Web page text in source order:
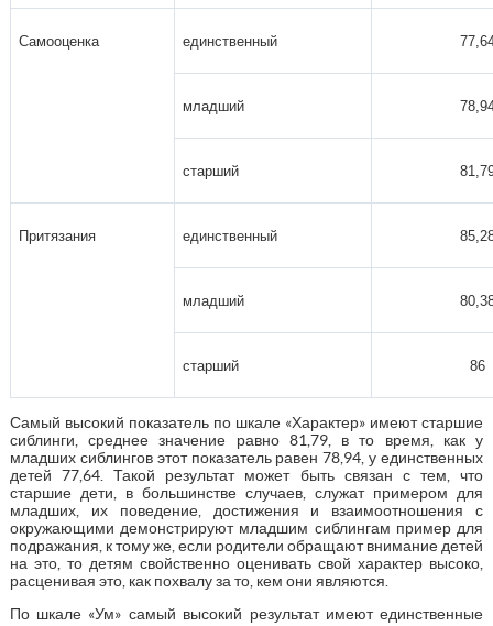
Самооценка единственный
младший
старший
Притязания единственный
младший
старший 86
Самый высокий показатель по шкале «Характер» имеют старшие
сиблинги, среднее значение равно 81,79, в то время, как у
младших сиблингов этот показатель равен 78,94, у единственных
детей 77,64. Такой результат может быть связан с тем, что
старшие дети, в большинстве случаев, служат примером для
младших, их поведение, достижения и взаимоотношения с
окружающими демонстрируют младшим сиблингам пример для
подражания, к тому же, если родители обращают внимание детей
на это, то детям свойственно оценивать свой характер высоко,
расценивая это, как похвалу за то, кем они являются.
По шкале «Ум» самый высокий результат имеют единственные